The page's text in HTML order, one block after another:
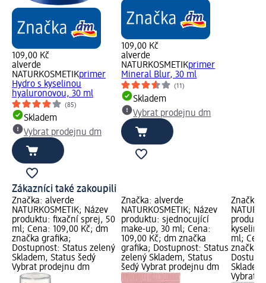
109,00 Kč
alverde
NATURKOSMETIKprimer
Hydro s kyselinou
hyaluronovou, 30 ml
(85)
Skladem
Vybrat prodejnu dm
109,00 Kč
alverde
NATURKOSMETIKprimer
Mineral Blur, 30 ml
(11)
Skladem
Vybrat prodejnu dm
Zákazníci také zakoupili
Značka: alverde
NATURKOSMETIK; Název
produktu: fixační sprej, 50
ml; Cena: 109,00 Kč; dm
značka grafika;
Dostupnost: Status zelený
Skladem, Status šedý
Vybrat prodejnu dm
Značka: alverde
NATURKOSMETIK; Název
produktu: sjednocující
make-up, 30 ml; Cena:
109,00 Kč; dm značka
grafika; Dostupnost: Status
zelený Skladem, Status
šedý Vybrat prodejnu dm
Značka:
ml;
značka
Vybrat